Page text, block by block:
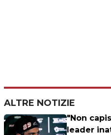
ALTRE NOTIZIE
"Non
leader